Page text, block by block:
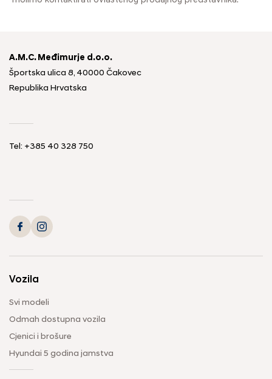
A.M.C. Međimurje d.o.o.
Športska ulica 8, 40000 Čakovec
Republika Hrvatska
Tel: +385 40 328 750
Vozila
Svi modeli
Odmah dostupna vozila
Cjenici i brošure
Hyundai 5 godina jamstva